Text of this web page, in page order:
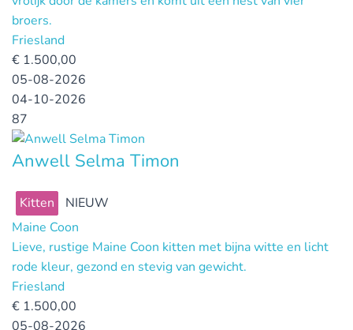
broers.
Friesland
€ 1.500,00
05-08-2026
04-10-2026
87
Anwell Selma Timon
Kitten
NIEUW
Maine Coon
Lieve, rustige Maine Coon kitten met bijna witte en licht
rode kleur, gezond en stevig van gewicht.
Friesland
€ 1.500,00
05-08-2026